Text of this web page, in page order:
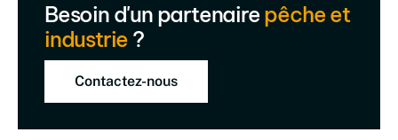
Besoin d'un partenairepêche et
industrie ?
Contactez-nous